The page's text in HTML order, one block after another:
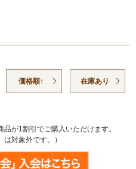
価格順↑ 在庫あり
が1割引でご購入いただけます。
対象外です。）